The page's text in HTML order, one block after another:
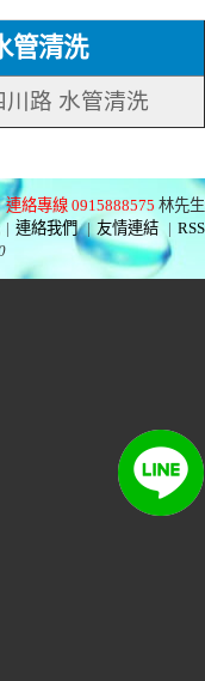
管清洗
川路 水管清洗
連絡專線 0915888575 林先生
| 連絡我們 | 友情連結 | RSS